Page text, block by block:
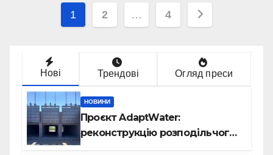
Навігація
1 2 … 4
Нові Трендові Огляд преси
НОВИНИ
Проєкт AdaptWater:
реконструкцію розподільчого